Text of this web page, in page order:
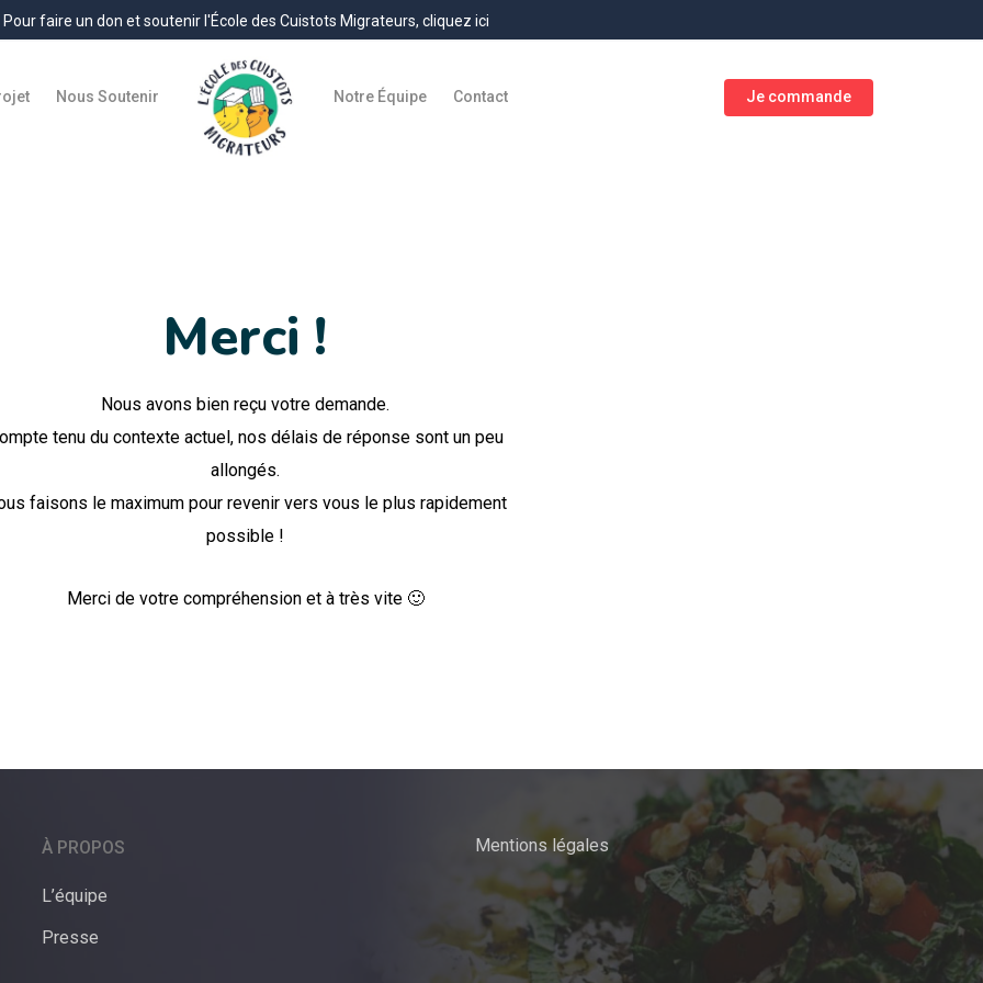
Pour faire un don et soutenir l'École des Cuistots Migrateurs, cliquez ici
Je commande
Nous Soutenir Notre Équipe Contact
Merci !
Nous avons bien reçu votre demande.
tenu du contexte actuel, nos délais de réponse sont un peu
allongés.
faisons le maximum pour revenir vers vous le plus rapidement
possible !
Merci de votre compréhension et à très vite 🙂
À PROPOS
L’équipe
Presse
Mentions légales